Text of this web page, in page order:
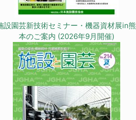
設園芸新技術セミナー・機器資材展in熊
本のご案内 (2026年9月開催)